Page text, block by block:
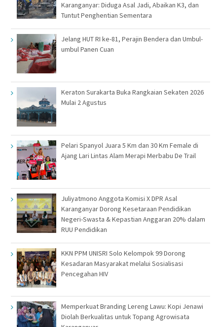
Karanganyar: Diduga Asal Jadi, Abaikan K3, dan
Tuntut Penghentian Sementara
Jelang HUT RI ke-81, Perajin Bendera dan Umbul-
umbul Panen Cuan
Keraton Surakarta Buka Rangkaian Sekaten 2026
Mulai 2 Agustus
Pelari Spanyol Juara 5 Km dan 30 Km Female di
Ajang Lari Lintas Alam Merapi Merbabu De Trail
Juliyatmono Anggota Komisi X DPR Asal
Karanganyar Dorong Kesetaraan Pendidikan
Negeri-Swasta & Kepastian Anggaran 20% dalam
RUU Pendidikan
KKN PPM UNISRI Solo Kelompok 99 Dorong
Kesadaran Masyarakat melalui Sosialisasi
Pencegahan HIV
Memperkuat Branding Lereng Lawu: Kopi Jenawi
Diolah Berkualitas untuk Topang Agrowisata